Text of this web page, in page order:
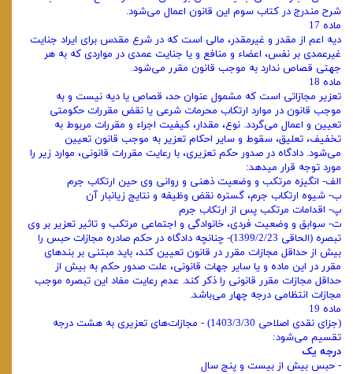
شرح مندرج در کتاب سوم این قانون اعمال می‌شود.
ماده 17
دیه اعم از مقدر و غیرمقدر، مالی است که در شرع مقدس برای ایراد جنایت
غیرعمدی بر نفس، اعضاء و منافع و یا جنایت عمدی در مواردی که به هر
جهتی قصاص ندارد به موجب قانون مقرر می‌شود.
ماده 18
تعزیر مجازاتی است که مشمول عنوان حد، قصاص یا دیه نیست و به
موجب قانون در موارد ارتکاب محرمات شرعی یا نقض مقررات حکومتی
تعیین و اعمال می‌گردد. نوع، مقدار، کیفیت اجراء و مقررات مربوط به
تخفیف، تعلیق، سقوط و سایر احکام تعزیر به موجب قانون تعیین
می‌شود. دادگاه در صدور حکم تعزیری، با رعایت مقررات قانونی، موارد زیر را
مورد توجه قرار میدهد:
الف- انگیزه مرتکب و وضعیت ذهنی و روانی وی حین ارتکاب جرم
ب- شیوه ارتکاب جرم، گستره نقض وظیفه و نتایج زیانبار آن
پ- اقدامات مرتکب پس از ارتکاب جرم
ت- سوابق و وضعیت فردی، خانوادگی و اجتماعی مرتکب و تاثیر تعزیر بر وی
تبصره (الحاقی 1399/2/23)- چنانچه دادگاه در حکم صادره مجازات حبس را
بیش از حداقل مجازات مقرر در قانون تعیین کند، باید مبتنی ‌بر بندهای
مقرر در این ماده و یا سایر جهات قانونی، علت صدور حکم به بیش از
حداقل مجازات مقرر قانونی را ذکر کند. عدم رعایت مفاد این تبصره موجب
مجازات انتظامی درجه چهار می‌باشد.
ماده 19
(جزای نقدی اصلاحی 1403/3/30) - مجازات‌های تعزیری به هشت درجه
تقسیم می‌شود:
درجه یک
- حبس بیش از بیست و پنج سال